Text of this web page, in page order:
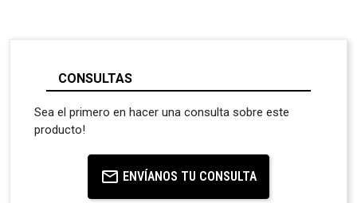
CONSULTAS
Sea el primero en hacer una consulta sobre este
producto!
ENVÍANOS TU CONSULTA